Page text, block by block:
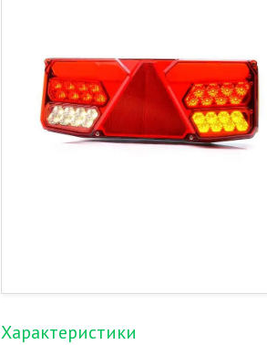
Характеристики